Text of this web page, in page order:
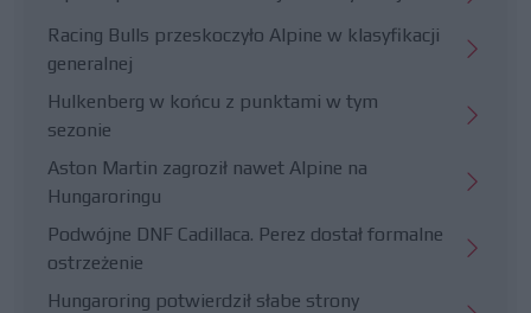
Racing Bulls przeskoczyło Alpine w klasyfikacji
generalnej
Hulkenberg w końcu z punktami w tym
sezonie
Aston Martin zagroził nawet Alpine na
Hungaroringu
Podwójne DNF Cadillaca. Perez dostał formalne
ostrzeżenie
Hungaroring potwierdził słabe strony